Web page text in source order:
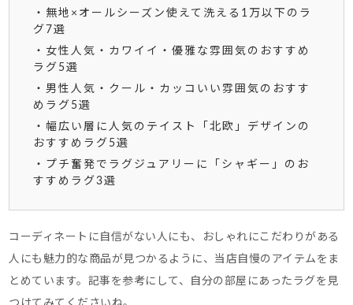
・無地×オールシーズン使えて洗える1万以下のラ
グ7選
・女性人気・カワイイ・優雅な雰囲気のおすすめ
ラグ5選
・男性人気・クール・カッコいい雰囲気のおすす
めラグ5選
・幅広い層に人気のテイスト「北欧」デザインの
おすすめラグ5選
・プチ奮発でラグジュアリーに「シャギー」のお
すすめラグ3選
コーディネートに自信がない人にも、おしゃれにこだわりがある
人にも魅力的な商品が見つかるように、当店自慢のアイテムをま
とめています。 記事を参考にして、自分の部屋にあったラグを見